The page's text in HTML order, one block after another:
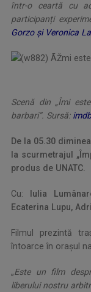
într-o ceartă cu
participanți
Gorzo și Veronica
Scenă din „Îmi
barbari”. Sursă:
De la 05.30
la scurmetrajul
produs de UNATC.
Cu: Iulia
Ecaterina Lupu,
Filmul prezintă
întoarce în orașul
„Este un film
liberului nostru